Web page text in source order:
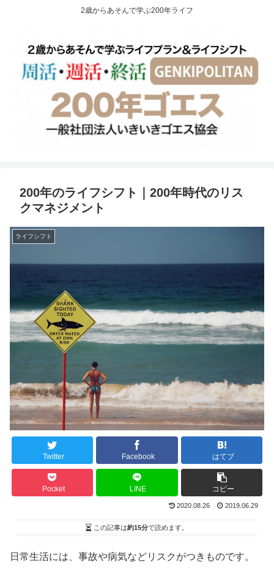
2歳からあそんで学ぶ200年ライフ
200年のライフシフト｜200年時代のリス
クマネジメント
ライフシフト
Twitter Facebook はてブ
Pocket LINE コピー
2020.08.26 2019.06.29
この記事は約15分で読めます。
日常生活には、事故や病気などリスクがつきものです。